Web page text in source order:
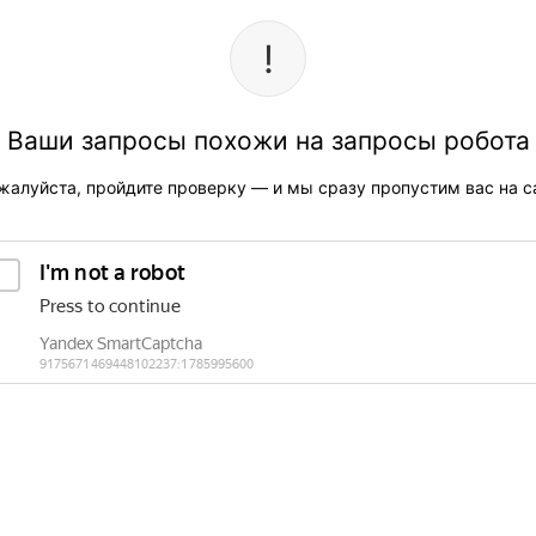
Ваши запросы похожи на запросы робота
пройдите проверку — и мы сразу пропустим вас на